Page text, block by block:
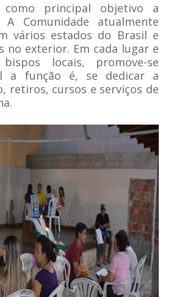
principal objetivo a
A Comunidade atualmente
vários estados do Brasil e
no exterior. Em cada lugar e
locais, promove-se
a função é, se dedicar a
retiros, cursos e serviços de